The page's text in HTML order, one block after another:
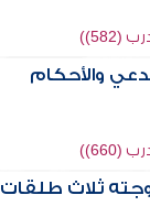
والأحكام
ثلاث طلقات